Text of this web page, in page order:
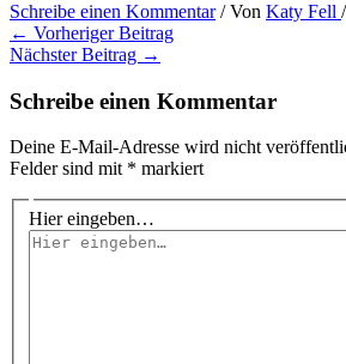
Schreibe einen Kommentar / Von Katy Fell /
← Vorheriger Beitrag
Nächster Beitrag →
Schreibe einen Kommentar
Deine E-Mail-Adresse wird nicht
Felder sind mit * markiert
Hier eingeben…